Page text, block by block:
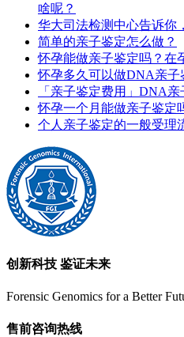
啥呢？
华大司法检测中心告诉你
简单的亲子鉴定怎么做？
怀孕能做亲子鉴定吗？在
怀孕多久可以做DNA亲子
「亲子鉴定费用」DNA
怀孕一个月能做亲子鉴定
个人亲子鉴定的一般受理
创新科技 鉴证未来
Forensic Genomics for a Better
售前咨询热线